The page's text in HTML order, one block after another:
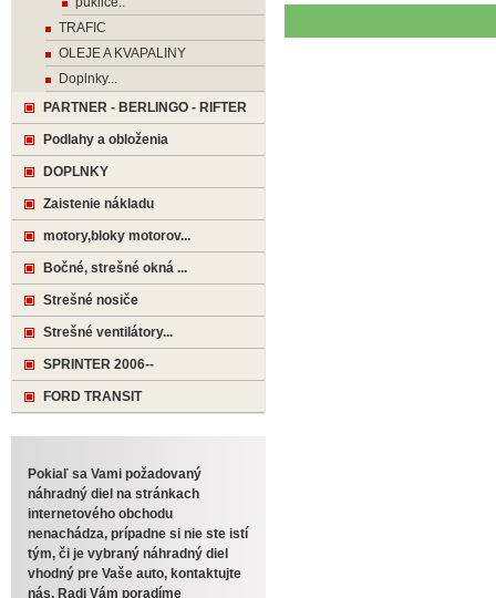
TRAFIC
OLEJE A KVAPALINY
Doplnky...
PARTNER - BERLINGO - RIFTER
Podlahy a obloženia
DOPLNKY
Zaistenie nákladu
motory,bloky motorov...
Bočné, strešné okná ...
Strešné nosiče
Strešné ventilátory...
SPRINTER 2006--
FORD TRANSIT
Pokiaľ sa Vami požadovaný
náhradný diel na stránkach
internetového obchodu
nenachádza, prípadne si nie ste istí
tým, či je vybraný náhradný diel
vhodný pre Vaše auto, kontaktujte
nás. Radi Vám poradíme